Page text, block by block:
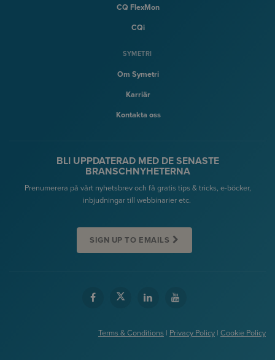
CQ FlexMon
CQi
SYMETRI
Om Symetri
Karriär
Kontakta oss
BLI UPPDATERAD MED DE SENASTE
BRANSCHNYHETERNA
Prenumerera på vårt nyhetsbrev och få gratis tips & tricks, e-böcker,
inbjudningar till webbinarier etc.
SIGN UP TO EMAILS
Terms & Conditions | Privacy Policy | Cookie Policy